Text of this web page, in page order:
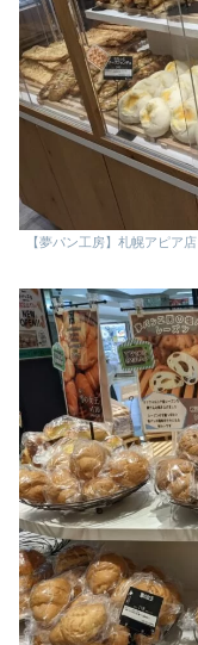
【夢パン工房】札幌アピア店